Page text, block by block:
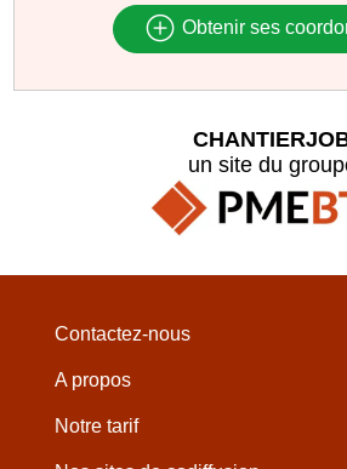
Obtenir ses
un site du
Contactez-nous
A propos
Notre tarif